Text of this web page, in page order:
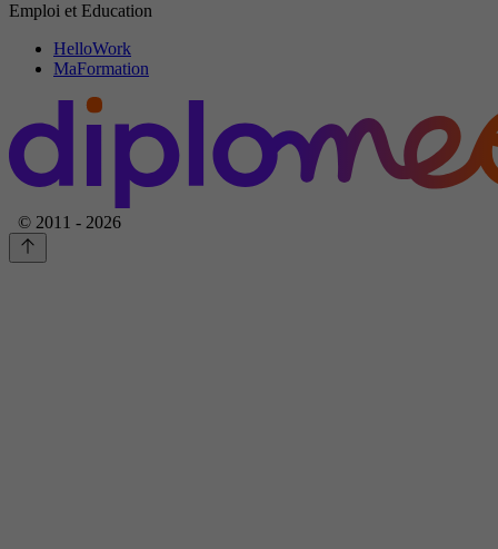
Emploi et Education
HelloWork
MaFormation
© 2011 - 2026